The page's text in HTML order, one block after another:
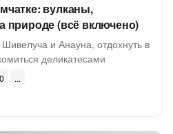
вулканы,
природе (всё включено)
и Анауна, отдохнуть в
деликатесами